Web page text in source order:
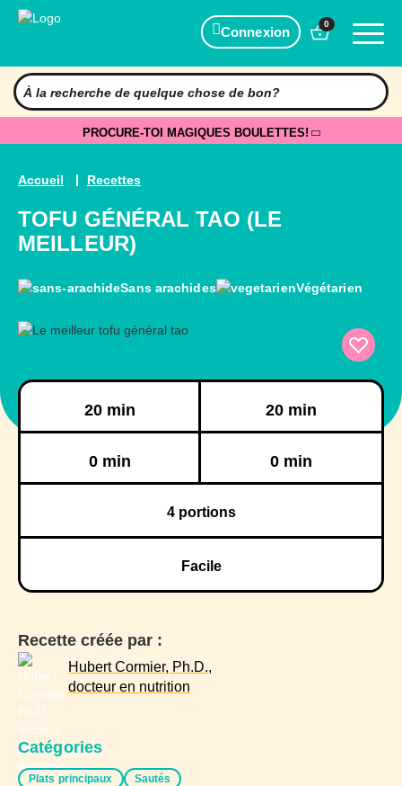
Connexion
0
PROCURE-TOI MAGIQUES BOULETTES!
Accueil Recettes
TOFU GÉNÉRAL TAO (LE
MEILLEUR)
Sans arachides Végétarien
20 min 20 min
0 min 0 min
4portions
Facile
Recette créée par :
Hubert Cormier, Ph.D.,
docteur en nutrition
Catégories
Plats principaux Sautés